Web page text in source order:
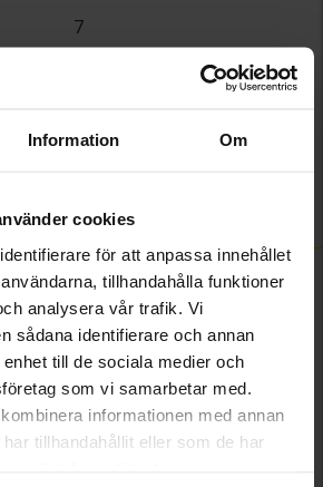
Information Om
cookies
för att anpassa innehållet
tillhandahålla funktioner
analysera vår trafik. Vi
sådana identifierare och annan
till de sociala medier och
som vi samarbetar med.
informationen med annan
tillhandahållit eller som de har
7
18K Gold
0.41
SOM